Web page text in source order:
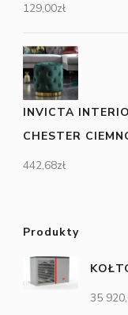
129,00zł
INVICTA
CHESTER
442,68zł
Produkty
35